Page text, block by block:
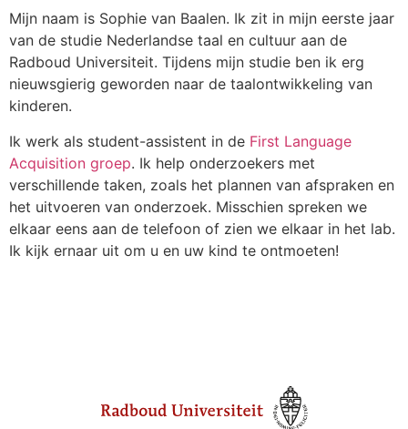
Mijn naam is Sophie van Baalen. Ik zit in mijn eerste jaar
van de studie Nederlandse taal en cultuur aan de
Radboud Universiteit. Tijdens mijn studie ben ik erg
nieuwsgierig geworden naar de taalontwikkeling van
kinderen.
Ik werk als student-assistent in de First Language
Acquisition groep. Ik help onderzoekers met
verschillende taken, zoals het plannen van afspraken en
het uitvoeren van onderzoek. Misschien spreken we
elkaar eens aan de telefoon of zien we elkaar in het lab.
Ik kijk ernaar uit om u en uw kind te ontmoeten!